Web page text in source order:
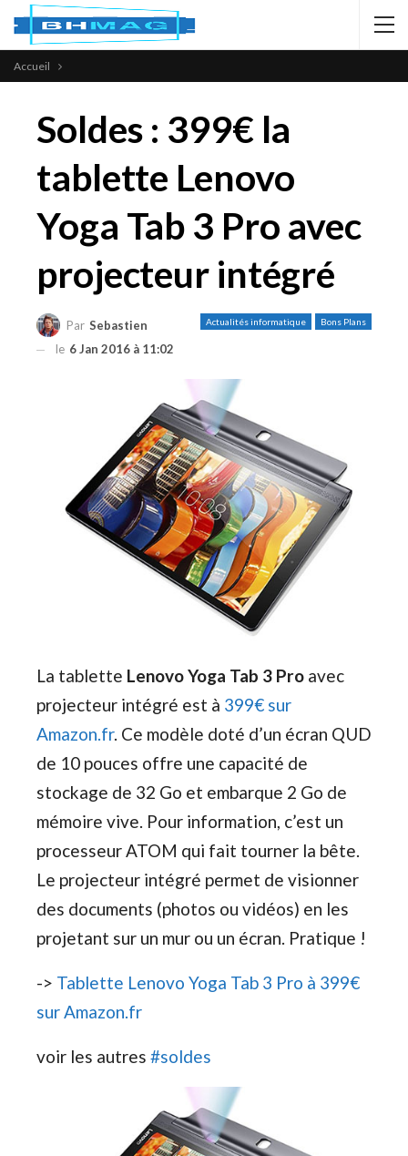
Accueil
Soldes : 399€ la
tablette Lenovo
Yoga Tab 3 Pro avec
projecteur intégré
Actualités informatique Bons Plans
Par Sebastien
le 6 Jan 2016 à 11:02
La tablette Lenovo Yoga Tab 3 Pro avec
projecteur intégré est à 399€ sur
Amazon.fr. Ce modèle doté d’un écran QUD
de 10 pouces offre une capacité de
stockage de 32 Go et embarque 2 Go de
mémoire vive. Pour information, c’est un
processeur ATOM qui fait tourner la bête.
Le projecteur intégré permet de visionner
des documents (photos ou vidéos) en les
projetant sur un mur ou un écran. Pratique !
-> Tablette Lenovo Yoga Tab 3 Pro à 399€
sur Amazon.fr
voir les autres #soldes